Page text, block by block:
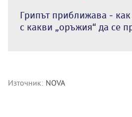
Грипът приближава -
с какви „оръжия“ да се
Източник: NOVA